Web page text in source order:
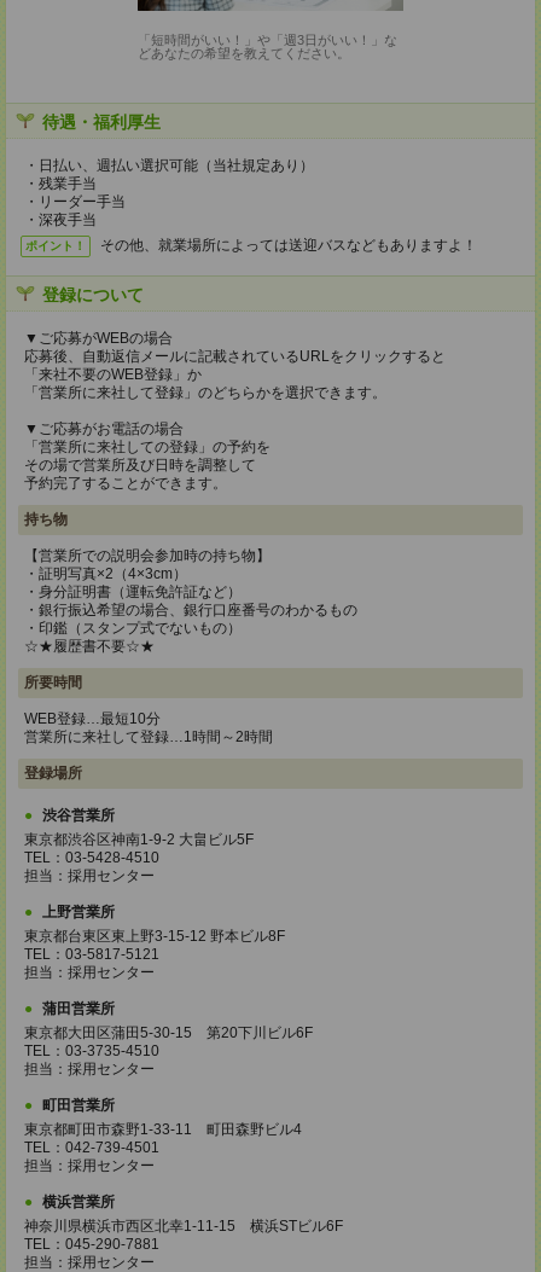
「短時間がいい！」や「週3日がいい！」な
どあなたの希望を教えてください。
待遇・福利厚生
・日払い、週払い選択可能（当社規定あり）
・残業手当
・リーダー手当
・深夜手当
ポイント！ その他、就業場所によっては送迎バスなどもありますよ！
登録について
▼ご応募がWEBの場合
応募後、自動返信メールに記載されているURLをクリックすると
「来社不要のWEB登録」か
「営業所に来社して登録」のどちらかを選択できます。
▼ご応募がお電話の場合
「営業所に来社しての登録」の予約を
その場で営業所及び日時を調整して
予約完了することができます。
持ち物
【営業所での説明会参加時の持ち物】
・証明写真×2（4×3cm）
・身分証明書（運転免許証など）
・銀行振込希望の場合、銀行口座番号のわかるもの
・印鑑（スタンプ式でないもの）
☆★履歴書不要☆★
所要時間
WEB登録…最短10分
営業所に来社して登録…1時間～2時間
登録場所
渋谷営業所
東京都渋谷区神南1-9-2 大畠ビル5F
TEL：03-5428-4510
担当：採用センター
上野営業所
東京都台東区東上野3-15-12 野本ビル8F
TEL：03-5817-5121
担当：採用センター
蒲田営業所
東京都大田区蒲田5-30-15 第20下川ビル6F
TEL：03-3735-4510
担当：採用センター
町田営業所
東京都町田市森野1-33-11 町田森野ビル4
TEL：042-739-4501
担当：採用センター
横浜営業所
神奈川県横浜市西区北幸1-11-15 横浜STビル6F
TEL：045-290-7881
担当：採用センター